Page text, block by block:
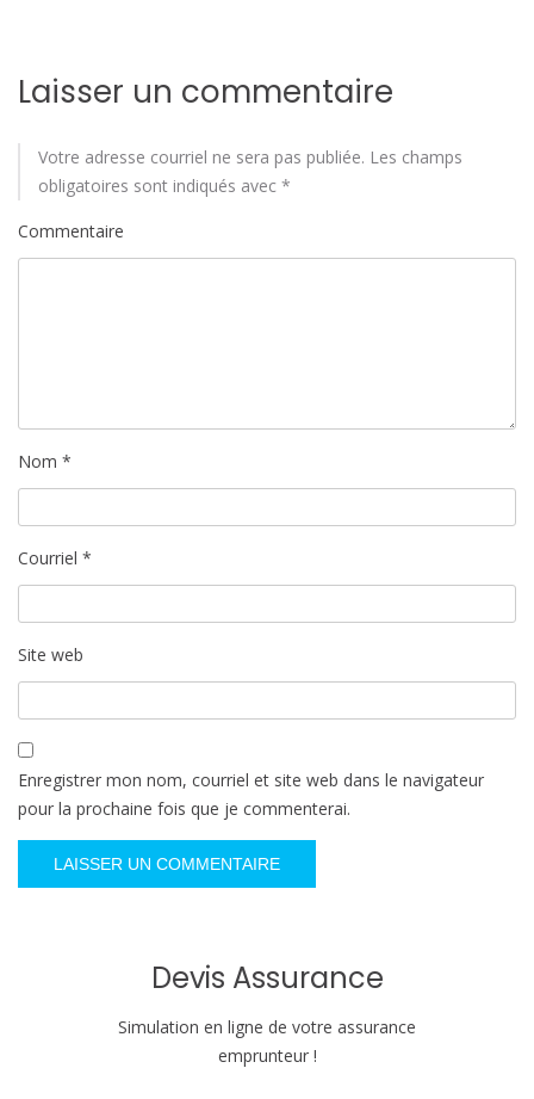
r
t
i
c
Laisser un commentaire
Votre adresse courriel ne sera pas publiée. Les champs
obligatoires sont indiqués avec *
Commentaire
Nom *
Courriel *
Site web
Enregistrer mon nom, courriel et site web dans le navigateur
pour la prochaine fois que je commenterai.
Devis Assurance
Simulation en ligne de votre assurance
emprunteur !